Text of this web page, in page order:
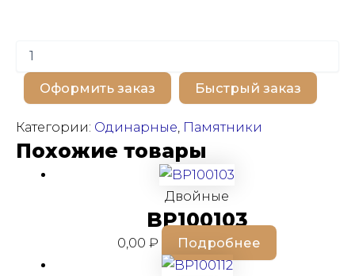
Количество
товара
BP100240
Оформить заказ Быстрый заказ
Категории: Одинарные, Памятники
Похожие товары
Двойные
BP100103
0,00₽ Подробнее